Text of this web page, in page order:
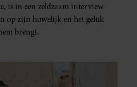
is in een zeldzaam interview
op zijn huwelijk en het geluk
brengt.